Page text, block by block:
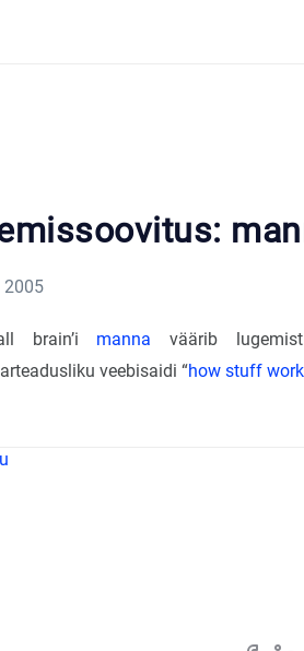
2005
brain’i manna väärib
veebisaidi “how stuff